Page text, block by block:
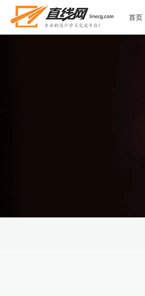
首页